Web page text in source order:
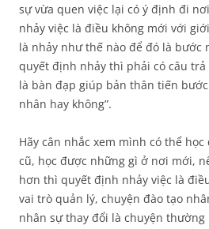
sự vừa quen việc lại có ý định đi
nhảy việc là điều không mới với
là nhảy như thế nào để đó là bước
quyết định nhảy thì phải có câu trả
là bàn đạp giúp bản thân tiến
nhân hay không”.
Hãy cân nhắc xem mình có thể
cũ, học được những gì ở nơi mới,
hơn thì quyết định nhảy việc là
vai trò quản lý, chuyện đào tạo
nhân sự thay đổi là chuyện thường